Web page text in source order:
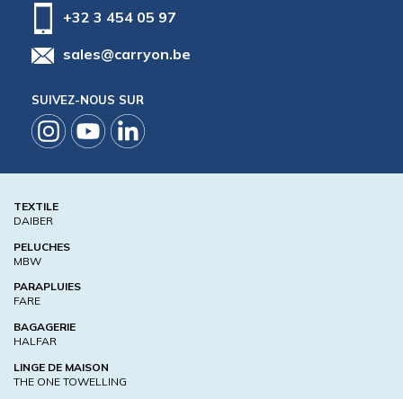
+32 3 454 05 97
sales@carryon.be
SUIVEZ-NOUS SUR
TEXTILE
DAIBER
PELUCHES
MBW
PARAPLUIES
FARE
BAGAGERIE
HALFAR
LINGE DE MAISON
THE ONE TOWELLING